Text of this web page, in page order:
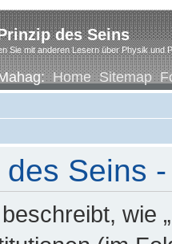
des Seins
Sie mit anderen Lesern über Physik und
Home Sitemap
Seins
wie